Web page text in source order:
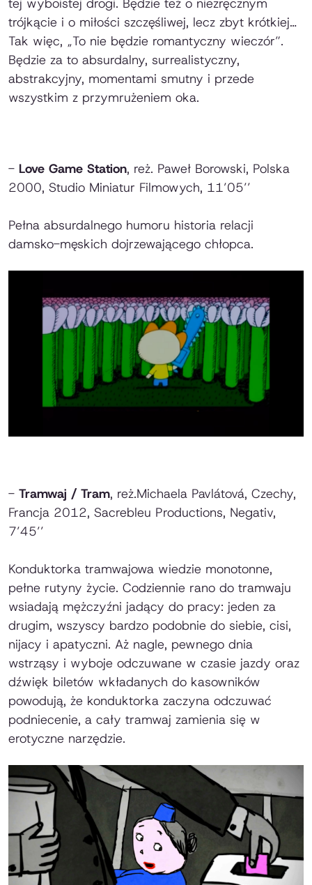
tej wyboistej drogi. Będzie też o niezręcznym
trójkącie i o miłości szczęśliwej, lecz zbyt krótkiej…
Tak więc, „To nie będzie romantyczny wieczór”.
Będzie za to absurdalny, surrealistyczny,
abstrakcyjny, momentami smutny i przede
wszystkim z przymrużeniem oka.
- Love Game Station, reż. Paweł Borowski, Polska
2000, Studio Miniatur Filmowych, 11’05’’
Pełna absurdalnego humoru historia relacji
damsko-męskich dojrzewającego chłopca.
- Tramwaj / Tram, reż.Michaela Pavlátová, Czechy,
Francja 2012, Sacrebleu Productions, Negativ,
7’45’’
Konduktorka tramwajowa wiedzie monotonne,
pełne rutyny życie. Codziennie rano do tramwaju
wsiadają mężczyźni jadący do pracy: jeden za
drugim, wszyscy bardzo podobnie do siebie, cisi,
nijacy i apatyczni. Aż nagle, pewnego dnia
wstrząsy i wyboje odczuwane w czasie jazdy oraz
dźwięk biletów wkładanych do kasowników
powodują, że konduktorka zaczyna odczuwać
podniecenie, a cały tramwaj zamienia się w
erotyczne narzędzie.